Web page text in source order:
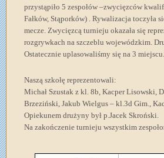
przystąpiło 5 zespołów –zwycięzców
Fałków, Stąporków) . Rywalizacja toczyła
mecze. Zwycięzcą turnieju okazała się
rozgrywkach na szczeblu wojewódzkim.
Ostatecznie uplasowaliśmy się na 3 miejscu.
Naszą szkołę reprezentowali:
Michał Szustak z kl. 8b, Kacper Lisowski,
Brzeziński, Jakub Wielgus – kl.3d Gim.,
Opiekunem drużyny był p.Jacek Skroński.
Na zakończenie turnieju wszystkim